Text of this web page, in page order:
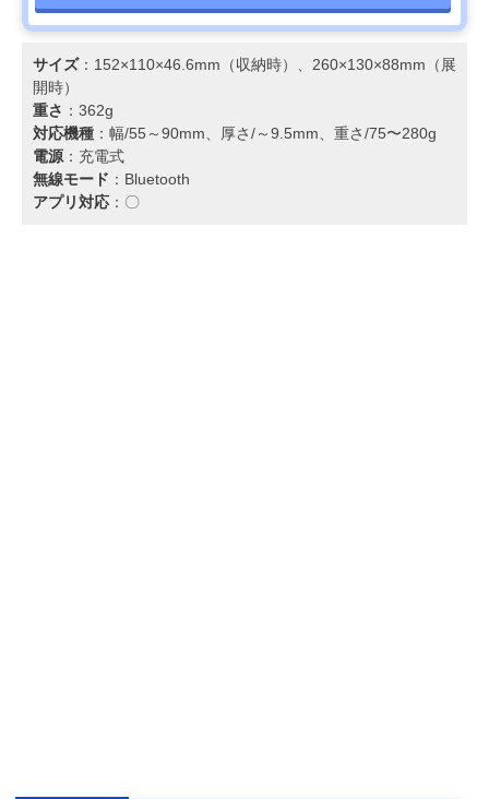
サイズ：152×110×46.6mm（収納時）、260×130×88mm（展
開時）
重さ ：362g
対応機種 ：幅/55～90mm、厚さ/～9.5mm、重さ/75〜280g
電源 ：充電式
無線モード ：Bluetooth
アプリ対応 ：〇